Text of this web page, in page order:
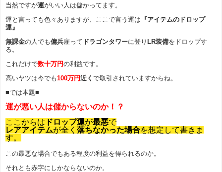
当然ですが運がいい人は儲かってます。
運と言っても色々ありますが、ここで言う運は 『アイテムのドロップ
運』
無課金の人でも傭兵雇って ドラゴンタワーに登り LR装備をドロップす
る。
これだけで数十万円の利益です。
高いヤツは今でも100万円近く で取引されていますからね。
■では本題■
運が悪い人は儲からないのか！？
ここからは ドロップ運が最悪で
レアアイテムが全く 落ちなかった場合を想定して書きま
す。
この最悪な場合でもある程度の利益を得られるのか。
それとも赤字にしかならないのか。